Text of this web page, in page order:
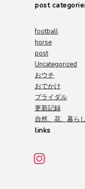
post
football
horse
post
Uncategorized
おウチ
おでかけ
ブライダル
更新記録
自然、花、暮らし
links